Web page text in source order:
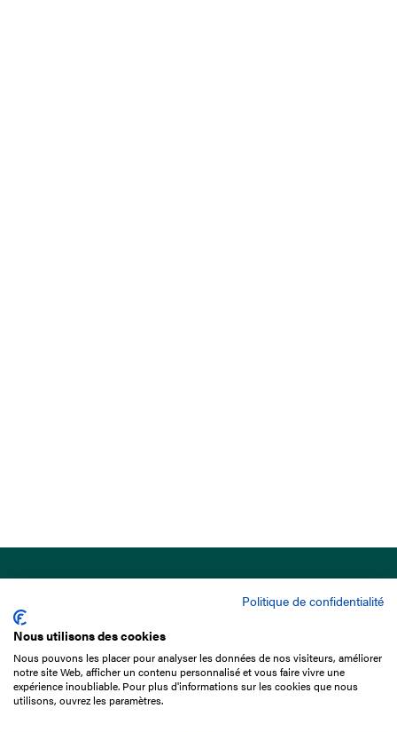
15 Boulevard de Douaumont
75017 Paris
01 49 10 20 29
Politique de confidentialité
Nous utilisons des cookies
Nous pouvons les placer pour analyser les données de nos visiteurs, améliorer
notre site Web, afficher un contenu personnalisé et vous faire vivre une
expérience inoubliable. Pour plus d'informations sur les cookies que nous
utilisons, ouvrez les paramètres.